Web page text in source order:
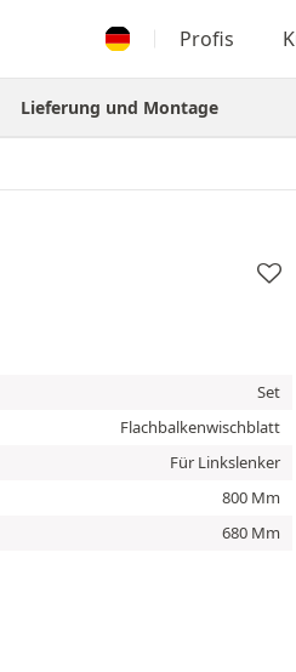
Profis
Lieferung und Montage
Set
Flachbalkenwischblatt
Für Linkslenker
800 Mm
680 Mm